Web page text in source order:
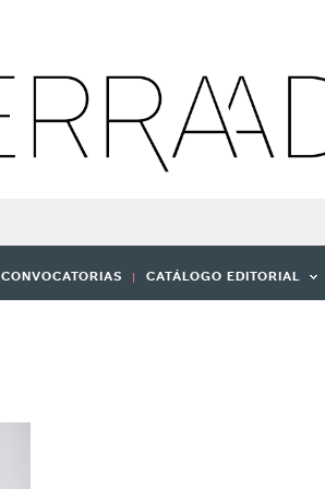
CONVOCATORIAS CATÁLOGO EDITORIAL